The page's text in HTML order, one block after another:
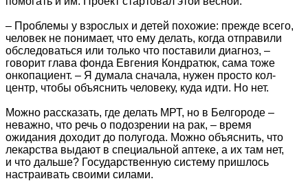
– Проблемы у взрослых и детей похожие: прежде всего,
человек не понимает, что ему делать, когда отправили
обследоваться или только что поставили диагноз, –
говорит глава фонда Евгения Кондратюк, сама тоже
онкопациент. – Я думала сначала, нужен просто кол-
центр, чтобы объяснить человеку, куда идти. Но нет.
Можно рассказать, где делать МРТ, но в Белгороде –
неважно, что речь о подозрении на рак, – время
ожидания доходит до полугода. Можно объяснить, что
лекарства выдают в специальной аптеке, а их там нет,
и что дальше? Государственную систему пришлось
настраивать своими силами.